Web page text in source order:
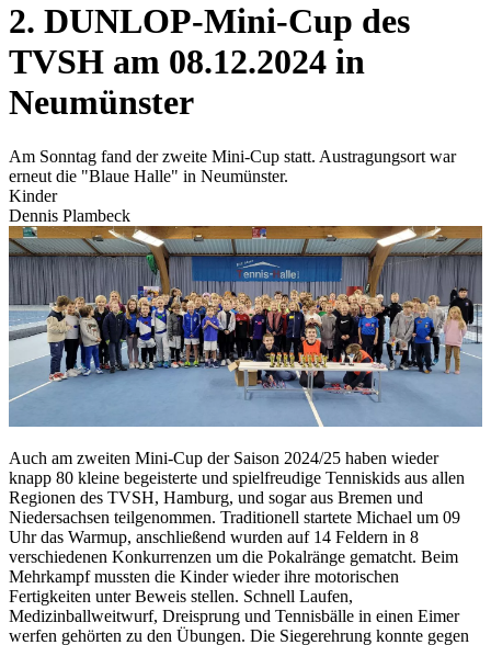
2. DUNLOP-Mini-Cup des
TVSH am 08.12.2024 in
Neumünster
Am Sonntag fand der zweite Mini-Cup statt. Austragungsort war
erneut die "Blaue Halle" in Neumünster.
Kinder
Dennis Plambeck
Auch am zweiten Mini-Cup der Saison 2024/25 haben wieder
knapp 80 kleine begeisterte und spielfreudige Tenniskids aus allen
Regionen des TVSH, Hamburg, und sogar aus Bremen und
Niedersachsen teilgenommen. Traditionell startete Michael um 09
Uhr das Warmup, anschließend wurden auf 14 Feldern in 8
verschiedenen Konkurrenzen um die Pokalränge gematcht. Beim
Mehrkampf mussten die Kinder wieder ihre motorischen
Fertigkeiten unter Beweis stellen. Schnell Laufen,
Medizinballweitwurf, Dreisprung und Tennisbälle in einen Eimer
werfen gehörten zu den Übungen. Die Siegerehrung konnte gegen